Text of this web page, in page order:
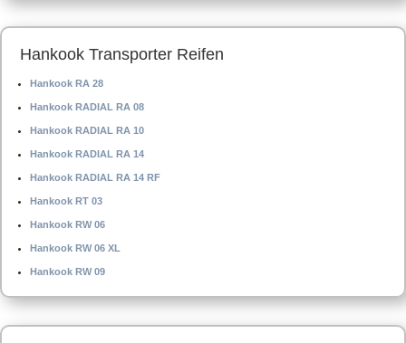
Hankook Transporter Reifen
Hankook RA 28
Hankook RADIAL RA 08
Hankook RADIAL RA 10
Hankook RADIAL RA 14
Hankook RADIAL RA 14 RF
Hankook RT 03
Hankook RW 06
Hankook RW 06 XL
Hankook RW 09